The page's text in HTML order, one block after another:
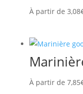
À partir de 3,08
À partir de 7,85